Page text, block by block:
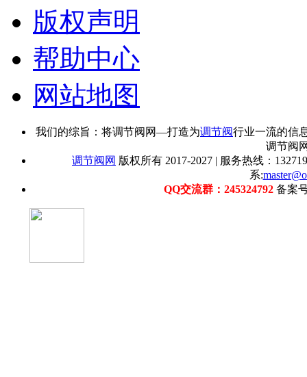
版权声明
帮助中心
网站地图
我们的综旨：将调节阀网—打造为调节阀行业一流的信
调节阀
调节阀网 版权所有 2017-2027 | 服务热线：
系:
QQ交流群：245324792 备案